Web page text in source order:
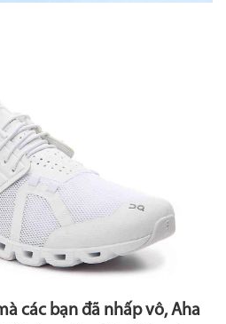
các bạn đã nhấp vô, Aha